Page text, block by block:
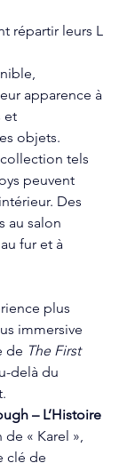
répartir leurs L
apparence à
et
objets.
tels
peuvent
Des
au salon
fur et à
plus
immersive
de The First
delà du
– L’Histoire
de « Karel »,
clé de